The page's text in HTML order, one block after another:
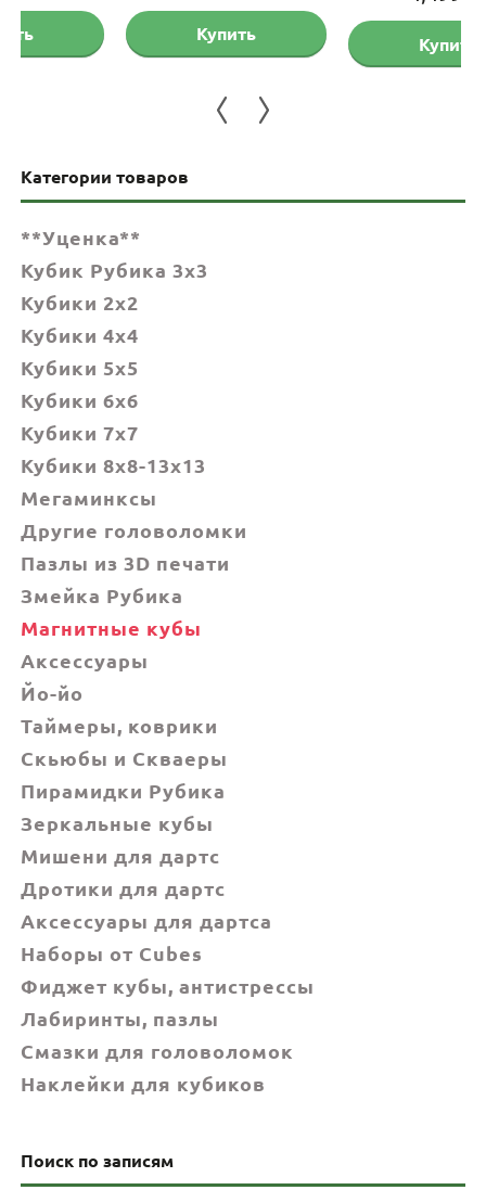
Купить
цена
составляла
цена:
4,499
Купить
Категории товаров
**Уценка**
Кубик Рубика 3x3
Кубики 2x2
Кубики 4x4
Кубики 5x5
Кубики 6х6
Кубики 7х7
Кубики 8x8-13x13
Мегаминксы
Другие головоломки
Пазлы из 3D печати
Змейка Рубика
Магнитные кубы
Аксессуары
Йо-йо
Таймеры, коврики
Скьюбы и Скваеры
Пирамидки Рубика
Зеркальные кубы
Мишени для дартс
Дротики для дартс
Аксессуары для дартса
Наборы от Cubes
Фиджет кубы, антистрессы
Лабиринты, пазлы
Смазки для головоломок
Наклейки для кубиков
Поиск по записям